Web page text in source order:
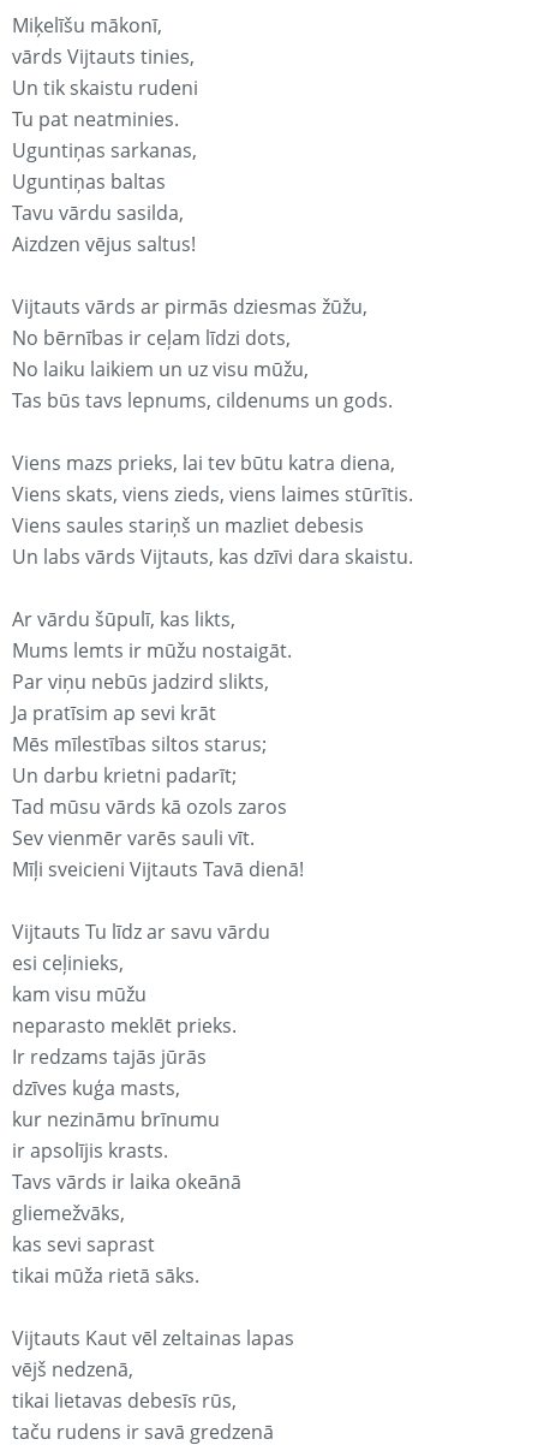
Miķelīšu mākonī,
vārds Vijtauts tinies,
Un tik skaistu rudeni
Tu pat neatminies.
Uguntiņas sarkanas,
Uguntiņas baltas
Tavu vārdu sasilda,
Aizdzen vējus saltus!
Vijtauts vārds ar pirmās dziesmas žūžu,
No bērnības ir ceļam līdzi dots,
No laiku laikiem un uz visu mūžu,
Tas būs tavs lepnums, cildenums un gods.
Viens mazs prieks, lai tev būtu katra diena,
Viens skats, viens zieds, viens laimes stūrītis.
Viens saules stariņš un mazliet debesis
Un labs vārds Vijtauts, kas dzīvi dara skaistu.
Ar vārdu šūpulī, kas likts,
Mums lemts ir mūžu nostaigāt.
Par viņu nebūs jadzird slikts,
Ja pratīsim ap sevi krāt
Mēs mīlestības siltos starus;
Un darbu krietni padarīt;
Tad mūsu vārds kā ozols zaros
Sev vienmēr varēs sauli vīt.
Mīļi sveicieni Vijtauts Tavā dienā!
Vijtauts Tu līdz ar savu vārdu
esi ceļinieks,
kam visu mūžu
neparasto meklēt prieks.
Ir redzams tajās jūrās
dzīves kuģa masts,
kur nezināmu brīnumu
ir apsolījis krasts.
Tavs vārds ir laika okeānā
gliemežvāks,
kas sevi saprast
tikai mūža rietā sāks.
Vijtauts Kaut vēl zeltainas lapas
vējš nedzenā,
tikai lietavas debesīs rūs,
taču rudens ir savā gredzenā